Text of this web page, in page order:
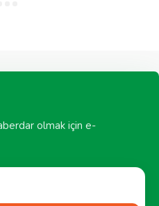
olmak için e-